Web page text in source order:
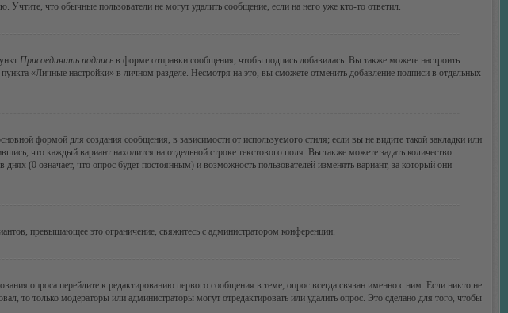
что обычные пользователи не могут удалить сообщение, если на него уже кто-то ответил.
Присоединить подпись в форме отправки сообщения, чтобы подпись добавилась. Вы также можете настроить
«Личные настройки» в личном разделе. Несмотря на это, вы сможете отменить добавление подписи в отдельных
формой для создания сообщения, в зависимости от используемого стиля; если вы не видите такой закладки или
что каждый вариант находится на отдельной строке текстового поля. Вы также можете задать количество
(0 означает, что опрос будет постоянным) и возможность пользователей изменять вариант, за который они
превышающее это ограничение, свяжитесь с администратором конференции.
опроса перейдите к редактированию первого сообщения в теме; опрос всегда связан именно с ним. Если никто не
то только модераторы или администраторы могут отредактировать или удалить опрос. Это сделано для того, чтобы